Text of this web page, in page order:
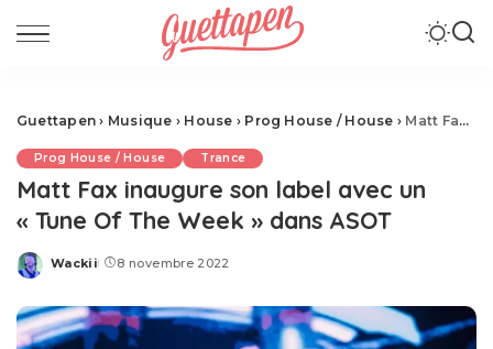
Guettapen › Musique › House › Prog House / House › Matt Fax inaugure son label avec un « Tune Of The Week » dans ASOT
Prog House / House Trance
Matt Fax inaugure son label avec un
« Tune Of The Week » dans ASOT
Posted
Wackii 8 novembre 2022